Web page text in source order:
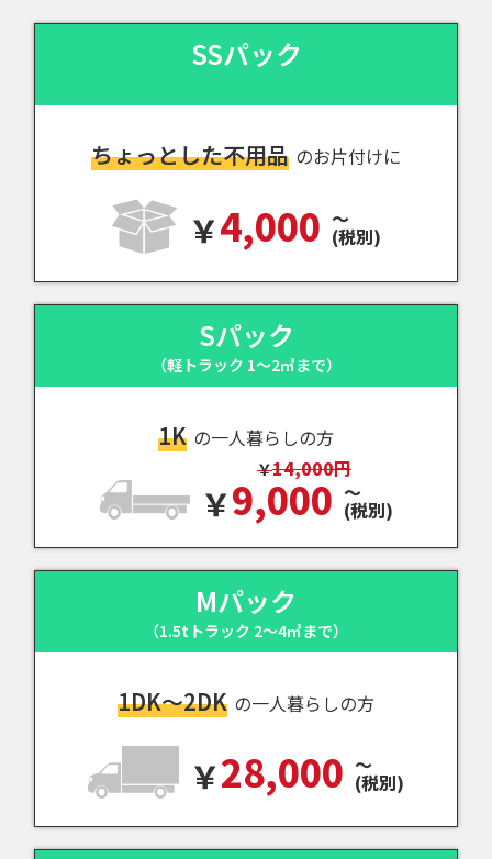
SSパック
ちょっとした不用品 のお片付けに
4,000 ～
(税別)
Sパック
（軽トラック 1～2㎥まで）
1K の一人暮らしの方
9,000 ～
(税別)
14,000円
Mパック
（1.5tトラック 2～4㎥まで）
1DK～2DK の一人暮らしの方
28,000 ～
(税別)